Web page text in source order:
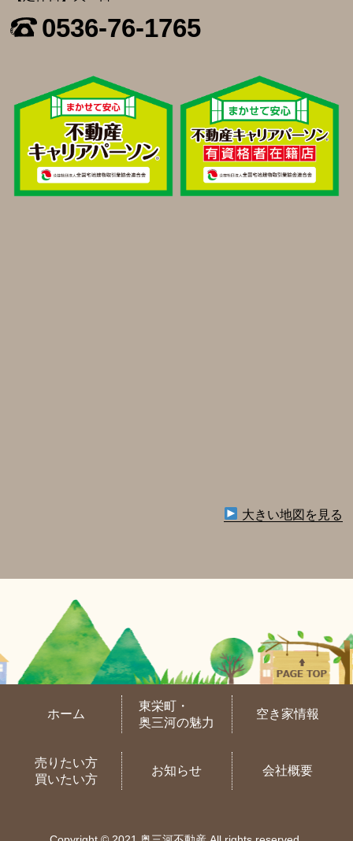
0536-76-1765
大きい地図を見る
ホーム
東栄町・
奥三河の魅力
空き家情報
売りたい方
買いたい方
お知らせ 会社概要